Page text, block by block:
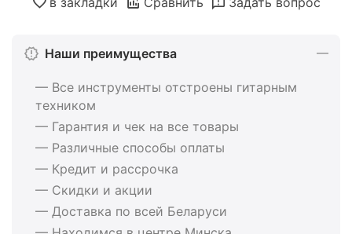
Наши преимущества
— Все инструменты отстроены гитарным
техником
— Гарантия и чек на все товары
— Различные способы оплаты
— Кредит и рассрочка
— Скидки и акции
— Доставка по всей Беларуси